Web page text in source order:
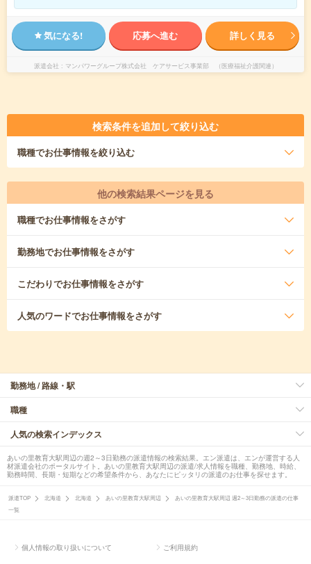
気になる! 応募へ進む 詳しく見る
派遣会社 マンパワーグループ株式会社 ケアサービス事業部 （医療福祉介護関連）
検索条件を追加して絞り込む
職種でお仕事情報を絞り込む
他の検索結果ページを見る
職種でお仕事情報をさがす
勤務地でお仕事情報をさがす
こだわりでお仕事情報をさがす
人気のワードでお仕事情報をさがす
勤務地 / 路線・駅
職種
人気の検索インデックス
あいの里教育大駅周辺の週2～3日勤務の派遣情報の検索結果。エン派遣は、エンが運営する人
材派遣会社のポータルサイト。あいの里教育大駅周辺の派遣/求人情報を職種、勤務地、時給、
勤務時間、長期・短期などの希望条件から、あなたにピッタリの派遣のお仕事を探せます。
派遣TOP 北海道 北海道 あいの里教育大駅周辺
あいの里教育大駅周辺 週2～3日勤務の派遣の仕事
一覧
個人情報の取り扱いについて ご利用規約